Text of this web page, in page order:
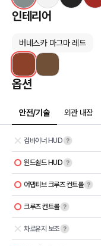
인테리어
버네스카 마그마 레드
옵션
안전/기술 외관 내장
컴바이너 HUD
윈드쉴드 HUD
어댑티브 크루즈 컨트롤
크루즈 컨트롤
차로유지 보조